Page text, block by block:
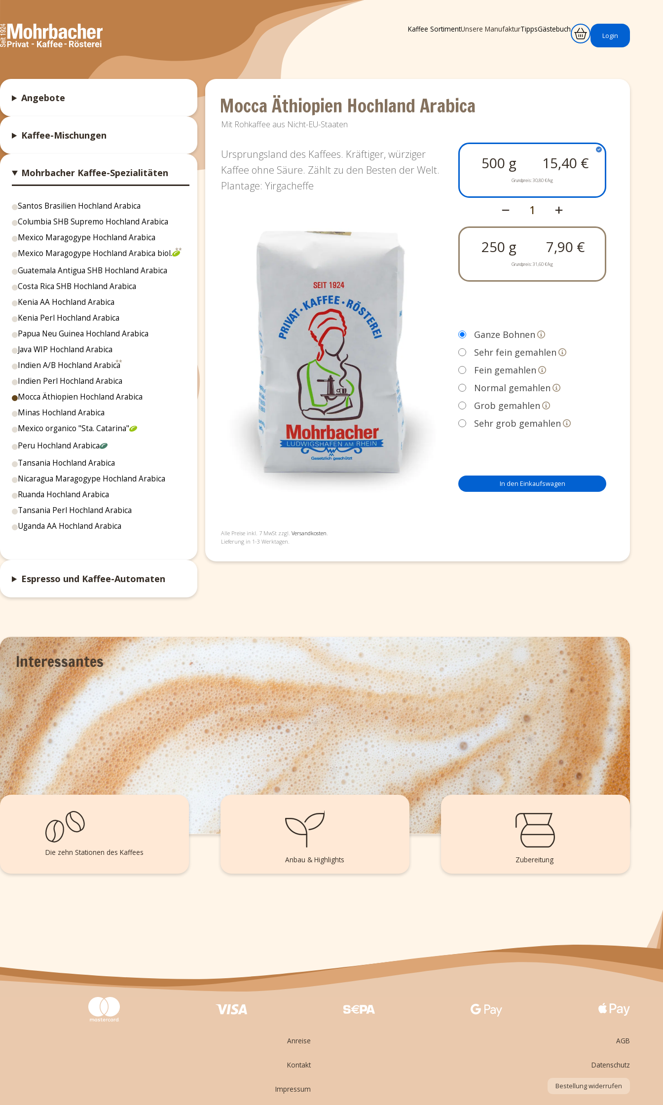
Kaffee SortimentUnsere ManufakturTippsGästebuch
Login
Angebote
Kaffee-Mischungen
Mohrbacher Kaffee-Spezialitäten
Santos Brasilien Hochland Arabica
Columbia SHB Supremo Hochland Arabica
Mexico Maragogype Hochland Arabica
Mexico Maragogype Hochland Arabica biol.
Guatemala Antigua SHB Hochland Arabica
Costa Rica SHB Hochland Arabica
Kenia AA Hochland Arabica
Kenia Perl Hochland Arabica
Papua Neu Guinea Hochland Arabica
Java WIP Hochland Arabica
Indien A/B Hochland Arabica
Indien Perl Hochland Arabica
Mocca Äthiopien Hochland Arabica
Minas Hochland Arabica
Mexico organico "Sta. Catarina"
Peru Hochland Arabica
Tansania Hochland Arabica
Nicaragua Maragogype Hochland Arabica
Ruanda Hochland Arabica
Tansania Perl Hochland Arabica
Uganda AA Hochland Arabica
Espresso und Kaffee-Automaten
Mocca Äthiopien Hochland Arabica
Mit Rohkaffee aus Nicht-EU-Staaten
Ursprungsland des Kaffees. Kräftiger, würziger
Kaffee ohne Säure. Zählt zu den Besten der Welt.
Plantage: Yirgacheffe
Alle Preise inkl. 7 MwSt zzgl. Versandkosten
Lieferung in 1-3 Werktagen.
500 g 15,40 €
Grundpreis:30,80 €/kg
1
250 g 7,90 €
Grundpreis:31,60 €/kg
Ganze Bohnen
Sehr fein gemahlen
Fein gemahlen
Normal gemahlen
Grob gemahlen
Sehr grob gemahlen
In den Einkaufswagen
Interessantes
Die zehn Stationen des Kaffees
Anbau & Highlights Zubereitung
Anreise
Kontakt
Impressum
AGB
Datenschutz
Bestellung widerrufen